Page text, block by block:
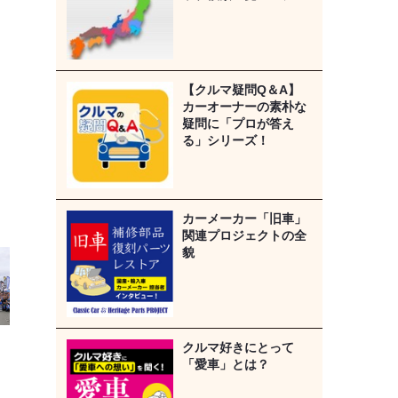
【クルマ疑問Q＆A】
カーオーナーの素朴な
疑問に「プロが答え
る」シリーズ！
カーメーカー「旧車」
関連プロジェクトの全
貌
クルマ好きにとって
「愛車」とは？